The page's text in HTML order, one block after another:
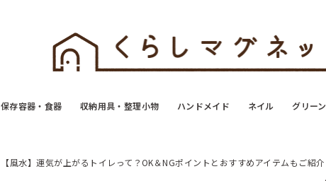
保存容器・食器 収納用具・整理小物 ハンドメイド ネイル グリーン
【風水】運気が上がるトイレって？OK＆NGポイントとおすすめアイテムもご紹介